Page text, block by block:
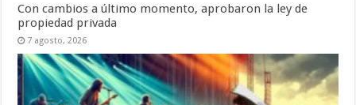
Con cambios a último momento, aprobaron la ley de
propiedad privada
7 agosto, 2026